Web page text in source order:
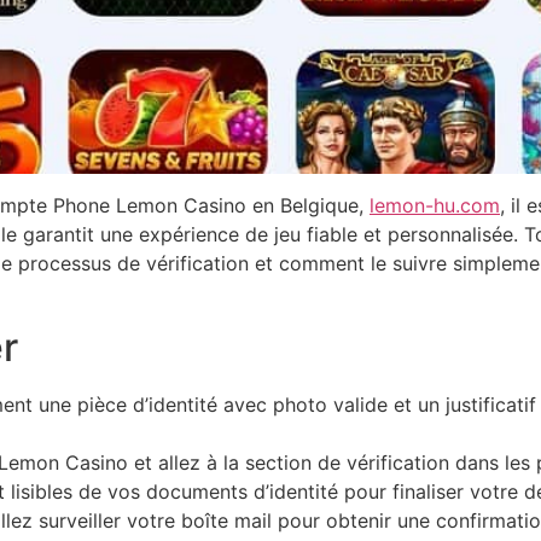
Phone Lemon Casino en Belgique, lemon-hu.com, il
garantit une expérience de jeu fiable et personnalisée.
processus de vérification et comment le suivre
une pièce d’identité avec photo valide et un
Casino et allez à la section de vérification dans les
de vos documents d’identité pour finaliser votre
surveiller votre boîte mail pour obtenir une